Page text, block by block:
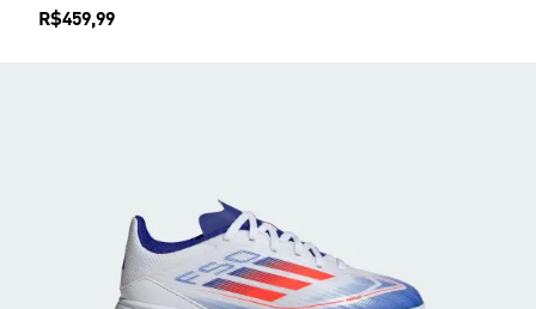
Preço
R$459,99